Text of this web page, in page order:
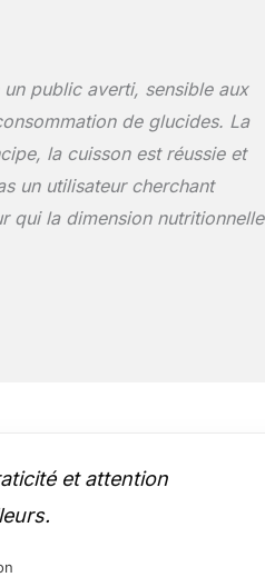
un public averti, sensible aux
de glucides. La
la cuisson est réussie et
un utilisateur cherchant
qui la dimension nutritionnelle
et attention